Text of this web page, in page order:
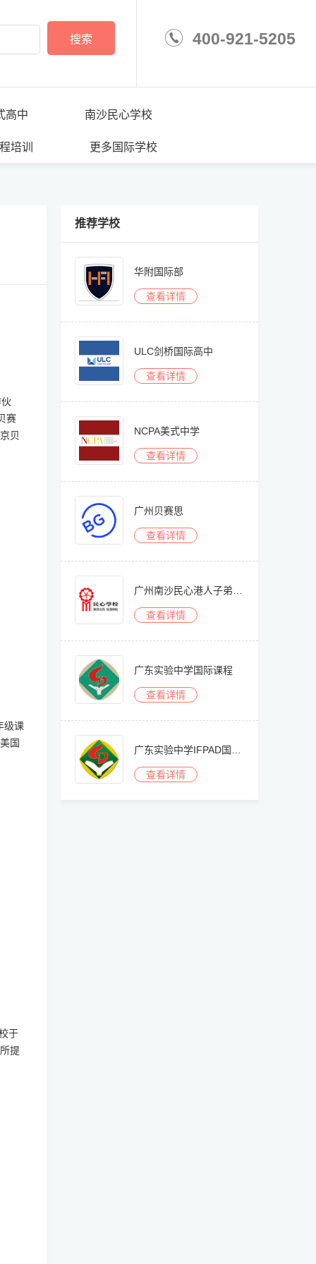
搜索 400-921-5205
高中 南沙民心学校
培训 更多国际学校
赛
贝
级课
国
于
提
推荐学校
华附国际部
查看详情
ULC剑桥国际高中
查看详情
NCPA美式中学
查看详情
广州贝赛思
查看详情
查看详情
广东实验中学国际课程
查看详情
查看详情